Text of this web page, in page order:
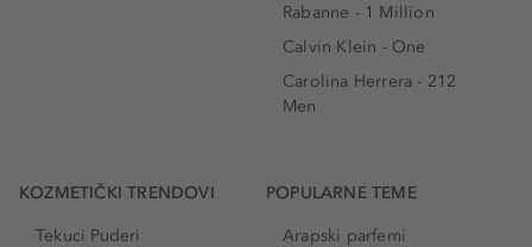
Rabanne - 1 Million
Calvin Klein - One
Carolina Herrera - 212
Men
KOZMETIČKI TRENDOVI
Tekuci Puderi
POPULARNE TEME
Arapski parfemi